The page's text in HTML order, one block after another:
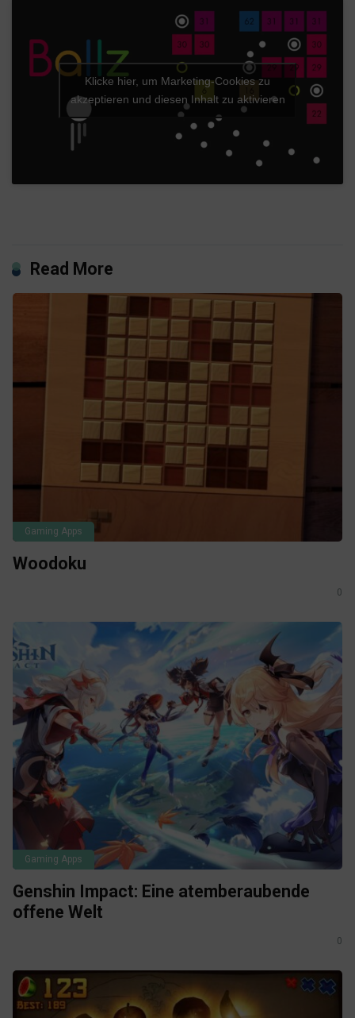
Klicke hier, um Marketing-Cookies zu
akzeptieren und diesen Inhalt zu aktivieren
Read More
Gaming Apps
Woodoku
0
Gaming Apps
Genshin Impact: Eine atemberaubende
offene Welt
0